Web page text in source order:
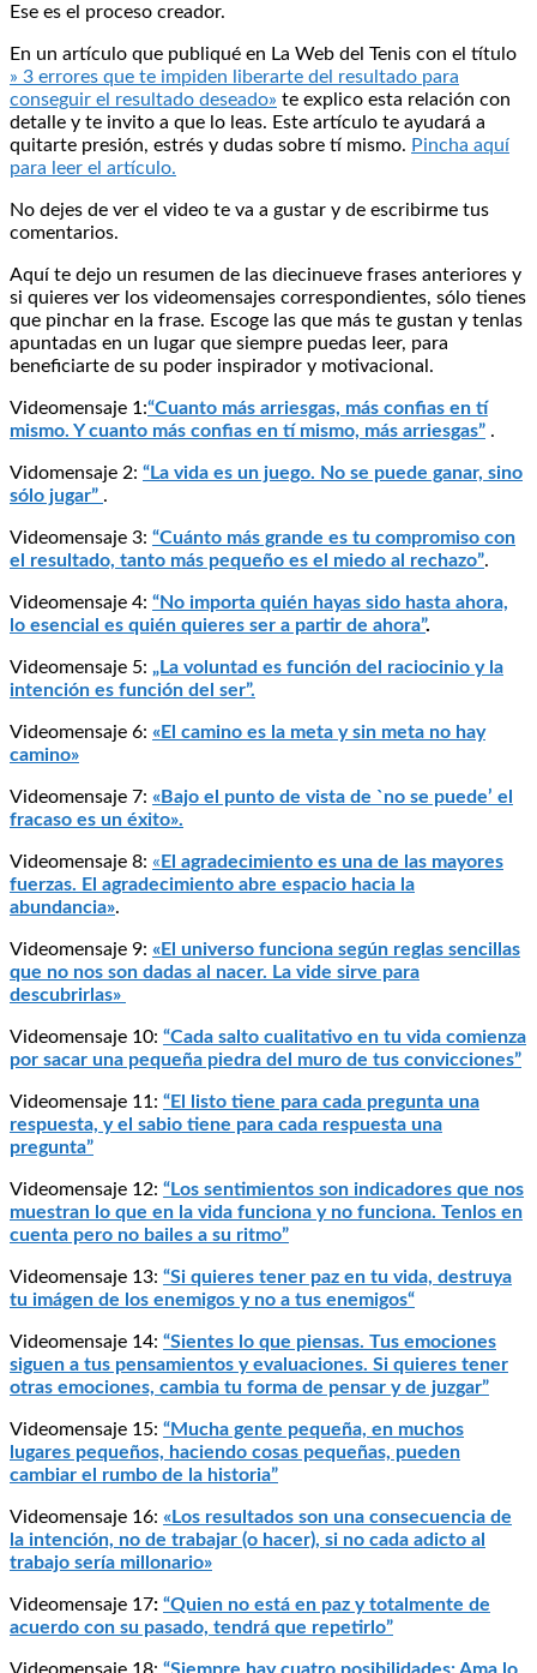
Ese es el proceso creador.
En un artículo que publiqué en La Web del Tenis con el título
» 3 errores que te impiden liberarte del resultado para
conseguir el resultado deseado» te explico esta relación con
detalle y te invito a que lo leas. Este artículo te ayudará a
quitarte presión, estrés y dudas sobre tí mismo. Pincha aquí
para leer el artículo.
No dejes de ver el video te va a gustar y de escribirme tus
comentarios.
Aquí te dejo un resumen de las diecinueve frases anteriores y
si quieres ver los videomensajes correspondientes, sólo tienes
que pinchar en la frase. Escoge las que más te gustan y tenlas
apuntadas en un lugar que siempre puedas leer, para
beneficiarte de su poder inspirador y motivacional.
Videomensaje 1:“Cuanto más arriesgas, más confias en tí
mismo. Y cuanto más confias en tí mismo, más arriesgas” .
Vidomensaje 2: “La vida es un juego. No se puede ganar, sino
sólo jugar” .
Videomensaje 3: “Cuánto más grande es tu compromiso con
el resultado, tanto más pequeño es el miedo al rechazo”.
Videomensaje 4: “No importa quién hayas sido hasta ahora,
lo esencial es quién quieres ser a partir de ahora”.
Videomensaje 5: „La voluntad es función del raciocinio y la
intención es función del ser”.
Videomensaje 6: «El camino es la meta y sin meta no hay
camino»
Videomensaje 7: «Bajo el punto de vista de `no se puede’ el
fracaso es un éxito».
Videomensaje 8: « El agradecimiento es una de las mayores
fuerzas. El agradecimiento abre espacio hacia la
abundancia».
Videomensaje 9: «El universo funciona según reglas sencillas
que no nos son dadas al nacer. La vide sirve para
descubrirlas»
Videomensaje 10: “Cada salto cualitativo en tu vida comienza
por sacar una pequeña piedra del muro de tus convicciones”
Videomensaje 11: “El listo tiene para cada pregunta una
respuesta, y el sabio tiene para cada respuesta una
pregunta”
Videomensaje 12: “Los sentimientos son indicadores que nos
muestran lo que en la vida funciona y no funciona. Tenlos en
cuenta pero no bailes a su ritmo”
Videomensaje 13: “Si quieres tener paz en tu vida, destruya
tu imágen de los enemigos y no a tus enemigos“
Videomensaje 14: “Sientes lo que piensas. Tus emociones
siguen a tus pensamientos y evaluaciones. Si quieres tener
otras emociones, cambia tu forma de pensar y de juzgar”
Videomensaje 15: “Mucha gente pequeña, en muchos
lugares pequeños, haciendo cosas pequeñas, pueden
cambiar el rumbo de la historia”
Videomensaje 16: «Los resultados son una consecuencia de
la intención, no de trabajar (o hacer), si no cada adicto al
trabajo sería millonario»
Videomensaje 17: “Quien no está en paz y totalmente de
acuerdo con su pasado, tendrá que repetirlo”
Videomensaje 18: “Siempre hay cuatro posibilidades: Ama lo